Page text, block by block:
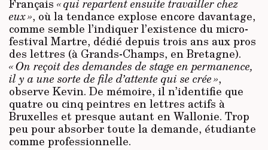
Français « qui repartent ensuite travailler chez
eux », où la tendance explose encore davantage,
comme semble l’indiquer l’existence du micro-
festival Martre, dédié depuis trois ans aux pros
des lettres (à Grands-Champs, en Bretagne).
« On reçoit des demandes de stage en permanence,
il y a une sorte de file d’attente qui se crée »,
observe Kevin. De mémoire, il n’identifie que
quatre ou cinq peintres en lettres actifs à
Bruxelles et presque autant en Wallonie. Trop
peu pour absorber toute la demande, étudiante
comme professionnelle.